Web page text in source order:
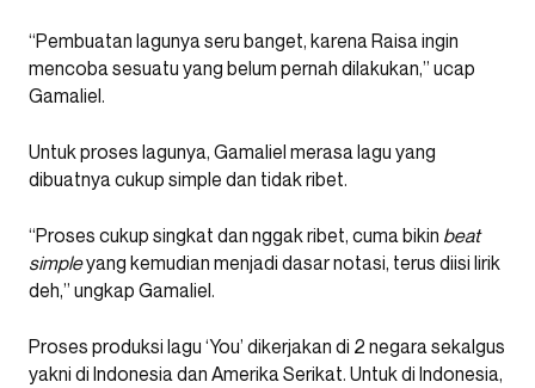
“Pembuatan lagunya seru banget, karena Raisa ingin
mencoba sesuatu yang belum pernah dilakukan,” ucap
Gamaliel.
Untuk proses lagunya, Gamaliel merasa lagu yang
dibuatnya cukup simple dan tidak ribet.
“Proses cukup singkat dan nggak ribet, cuma bikin beat
simpleyang kemudian menjadi dasar notasi, terus diisi lirik
deh,” ungkap Gamaliel.
Proses produksi lagu ‘You’ dikerjakan di 2 negara sekalgus
yakni di Indonesia dan Amerika Serikat. Untuk di Indonesia,